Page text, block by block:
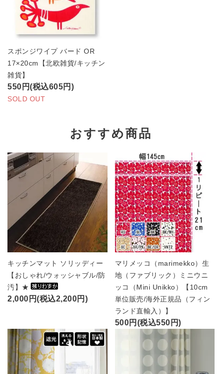
スポンジワイプ バード OR
17×20cm【北欧雑貨/キッチン
雑貨】
550円(税込605円)
SOLD OUT
おすすめ商品
キッチンマット ソリッディー
【おしゃれ/ウォッシャブル/防
汚】★
2,000円(税込2,200円)
マリメッコ（marimekko）生
地（ファブリック）ミニウニ
ッコ（Mini Unikko）【10cm
単位販売/海外正規品（フィン
ランド直輸入）】
500円(税込550円)